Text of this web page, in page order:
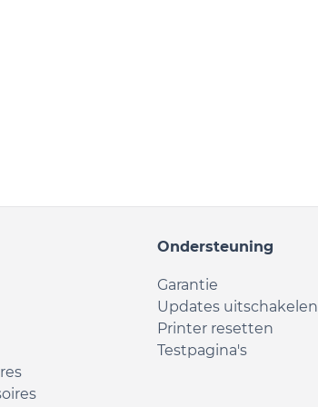
Ondersteuning
Garantie
Updates uitschakelen
Printer resetten
Testpagina's